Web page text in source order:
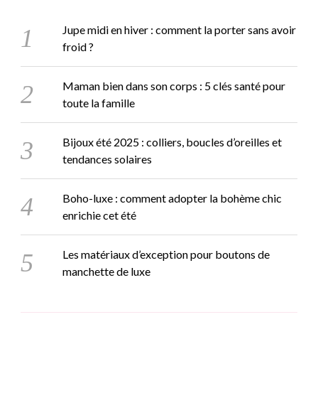
Jupe midi en hiver : comment la porter sans avoir
froid ?
Maman bien dans son corps : 5 clés santé pour
toute la famille
Bijoux été 2025 : colliers, boucles d’oreilles et
tendances solaires
Boho-luxe : comment adopter la bohème chic
enrichie cet été
Les matériaux d’exception pour boutons de
manchette de luxe